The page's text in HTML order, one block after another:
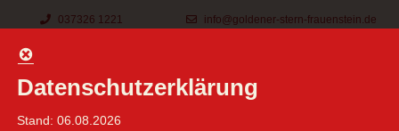
 037326 1221  info@goldener-stern-frauenstein.de
Datenschutzerklärung
Stand: 06.08.2026